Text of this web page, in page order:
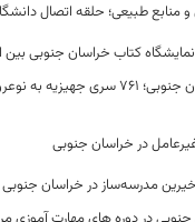
منابع طبیعی؛ حلقه اتصال
نمایشگاه کتاب خراسان جنوبی بین
با حضور استاندار خراسان جنوبی؛